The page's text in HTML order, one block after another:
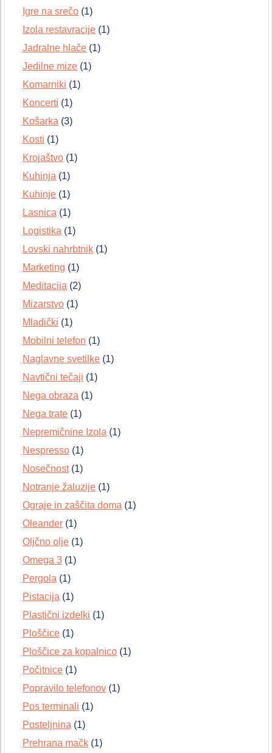
Igre na srečo (1)
Izola restavracije (1)
Jadralne hlače (1)
Jedilne mize (1)
Komarniki (1)
Koncerti (1)
Košarka (3)
Kosti (1)
Krojaštvo (1)
Kuhinja (1)
Kuhinje (1)
Lasnica (1)
Logistika (1)
Lovski nahrbtnik (1)
Marketing (1)
Meditacija (2)
Mizarstvo (1)
Mladički (1)
Mobilni telefon (1)
Naglavne svetilke (1)
Navtični tečaji (1)
Nega obraza (1)
Nega trate (1)
Nepremičnine Izola (1)
Nespresso (1)
Nosečnost(1)
Notranje žaluzije (1)
Ograje in zaščita doma (1)
Oleander (1)
Oljčno olje (1)
Omega 3 (1)
Pergola (1)
Pistacija (1)
Plastični izdelki (1)
Ploščice (1)
Ploščice za kopalnico (1)
Počitnice (1)
Popravilo telefonov (1)
Pos terminali (1)
Posteljnina (1)
Prehrana mačk (1)